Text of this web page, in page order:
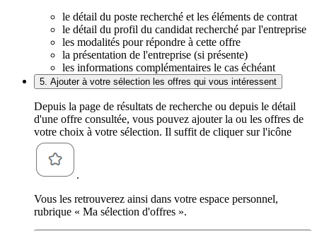
le détail du poste recherché et les éléments de contrat
le détail du profil du candidat recherché par l'entreprise
les modalités pour répondre à cette offre
la présentation de l'entreprise (si présente)
les informations complémentaires le cas échéant
5. Ajouter à votre sélection les offres qui vous intéressent
Depuis la page de résultats de recherche ou depuis le détail
d'une offre consultée, vous pouvez ajouter la ou les offres de
votre choix à votre sélection. Il suffit de cliquer sur l'icône
.
Vous les retrouverez ainsi dans votre espace personnel,
rubrique « Ma sélection d'offres ».